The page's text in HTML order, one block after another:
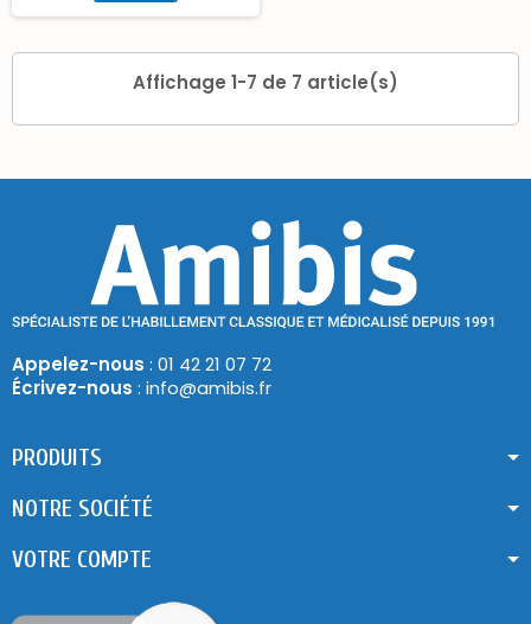
Affichage 1-7 de 7 article(s)
Appelez-nous : 01 42 21 07 72
Écrivez-nous : info@amibis.fr
PRODUITS
NOTRE SOCIÉTÉ
VOTRE COMPTE